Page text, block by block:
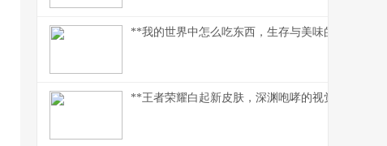
**我的世界中怎么吃东西，生存与美味的核心法
**王者荣耀白起新皮肤，深渊咆哮的视觉与战术